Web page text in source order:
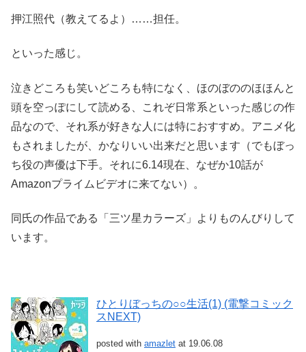
押江照代（教えてるよ）……担任。
といった感じ。
泣きどころも笑いどころも特になく、ほのぼののほほんと
頭を空っぽにして読める、これぞ日常系といった感じの作
品なので、それ系が好きな人には特におすすめ。アニメ化
もされましたが、かなりいい出来だと思います（でもぼっ
ち役の声優は下手。それに6.14現在、なぜか10話が
Amazonプライムビデオに来てない）。
同氏の作品である「三ツ星カラーズ」よりものんびりして
います。
ひとりぼっちの○○生活(1) (電撃コミック
スNEXT)
posted with amazlet at 19.06.08